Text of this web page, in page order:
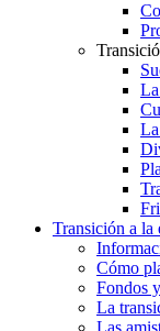
Transición a la
Cómo
Fondos
La
Las